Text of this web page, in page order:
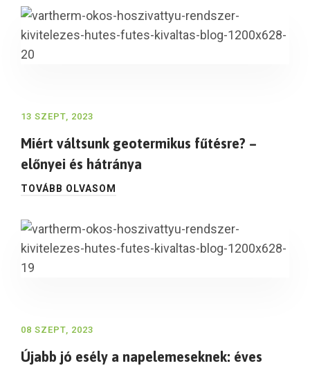
13 SZEPT, 2023
Miért váltsunk geotermikus fűtésre? –
előnyei és hátránya
TOVÁBB OLVASOM
08 SZEPT, 2023
Újabb jó esély a napelemeseknek: éves